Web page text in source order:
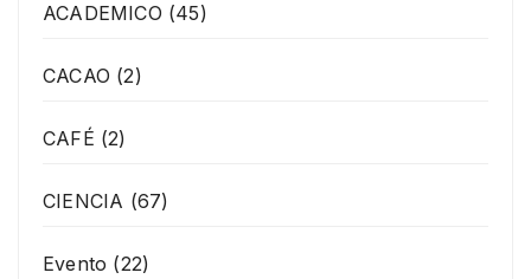
ACADEMICO (45)
CACAO (2)
CAFÉ (2)
CIENCIA (67)
Evento (22)